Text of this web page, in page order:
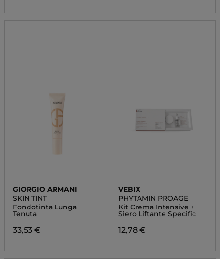
GIORGIO ARMANI
SKIN TINT
Fondotinta Lunga
Tenuta
33,53 €
VEBIX
PHYTAMIN PROAGE
Kit Crema Intensive +
Siero Liftante Specific
12,78 €